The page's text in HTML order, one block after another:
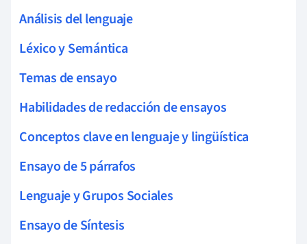
Análisis del lenguaje
Léxico y Semántica
Temas de ensayo
Habilidades de redacción de ensayos
Conceptos clave en lenguaje y lingüística
Ensayo de 5 párrafos
Lenguaje y Grupos Sociales
Ensayo de Síntesis